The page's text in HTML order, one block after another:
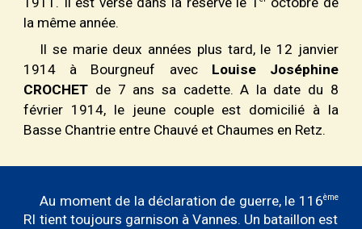
la même année.
Il se marie deux années plus tard, le 12 janvier
1914 à Bourgneuf avec Louise Joséphine
CROCHET de 7 ans sa cadette. A la date du 8
février 1914, le jeune couple est domicilié à la
Basse Chantrie entre Chauvé et Chaumes en Retz.
Au moment de la déclaration de guerre, le 116ème
RI tient toujours garnison à Vannes. Un bataillon est